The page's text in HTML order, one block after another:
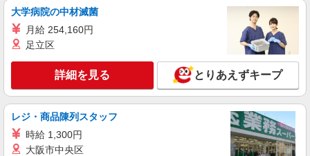
大学病院の中材滅菌
月給 254,160円
足立区
詳細を見る とりあえずキープ
レジ・商品陳列スタッフ
時給 1,300円
大阪市中央区